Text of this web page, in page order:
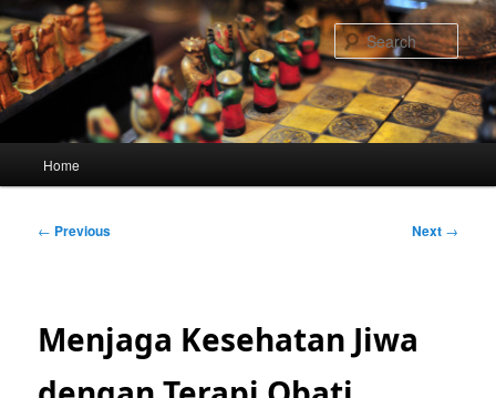
Skip
to
primary
content
Home
Post
← Previous Next →
Menjaga Kesehatan Jiwa